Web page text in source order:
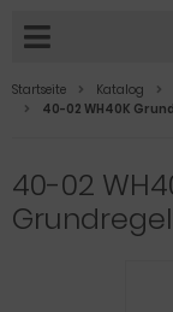
Startseite Katalog
40-02 WH40K
40-02